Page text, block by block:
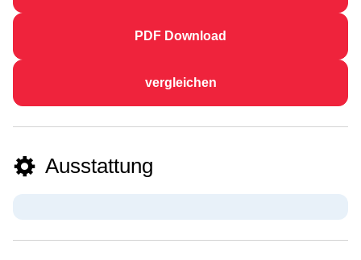
PDF Download
vergleichen
Ausstattung